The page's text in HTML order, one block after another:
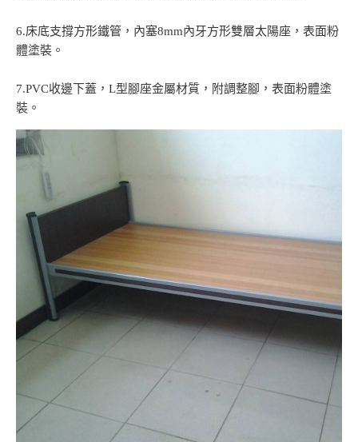
6.床底支撐方形鐵管，內塞8mm內牙方形雙層太陽座，表面粉
體塗裝。
7.PVC收邊下蓋，L型腳座金屬材質，附調整腳，表面粉體塗
裝。